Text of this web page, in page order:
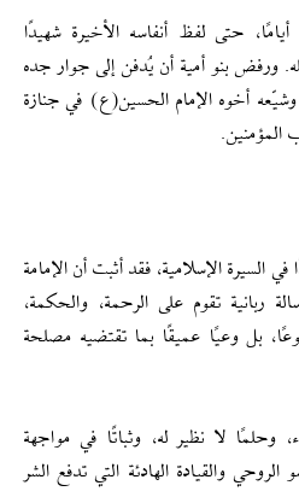
حتى لفظ أنفاسه الأخيرة شهيدًا
ورفض بنو أمية أن يُدفن إلى جوار جده
أخوه الإمام الحسين(ع) في جنازة
السيرة الإسلامية، فقد أثبت أن الإمامة
ربانية تقوم على الرحمة، والحكمة،
بل وعيًا عميقًا بما تقتضيه مصلحة
وحلمًا لا نظير له، وثباتًا في مواجهة
والقيادة الهادئة التي تدفع الشر